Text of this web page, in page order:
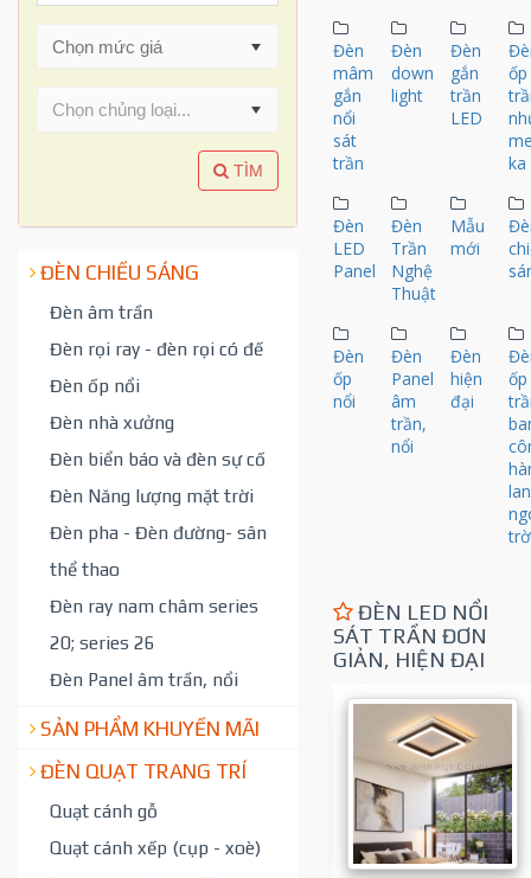
Chọn chủng loại...
TÌM
ĐÈN CHIẾU SÁNG
Đèn âm trần
Đèn rọi ray - đèn rọi có đế
Đèn ốp nổi
Đèn nhà xưởng
Đèn biển báo và đèn sự cố
Đèn Năng lượng mặt trời
Đèn pha - Đèn đường- sân
thể thao
Đèn ray nam châm series
20; series 26
Đèn Panel âm trần, nổi
SẢN PHẨM KHUYẾN MÃI
ĐÈN QUẠT TRANG TRÍ
Quạt cánh gỗ
Quạt cánh xếp (cụp - xoè)
Đèn
mâm
gắn
nổi
sát
trần
Đèn
down
light
Đèn
gắn
trần
LED
ốp
ka
Đèn
LED
Panel
Đèn
Trần
Nghệ
Thuật
Mẫu
mới
Đèn
ốp
nổi
Đèn
Panel
âm
trần,
nổi
Đèn
hiện
đại
ốp
ĐÈN LED NỔI
SÁT TRẦN ĐƠN
GIẢN, HIỆN ĐẠI